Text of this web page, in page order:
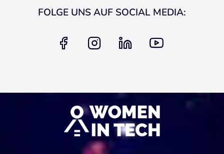
FOLGE UNS AUF SOCIAL MEDIA:
facebook instagram